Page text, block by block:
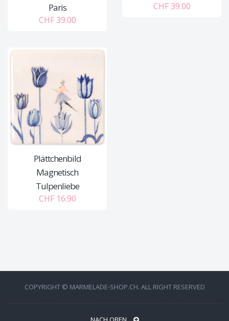
Paris
CHF 39.00
CHF 39.00
Plättchenbild
Magnetisch
Tulpenliebe
CHF 16.90
COPYRIGHT © MARMELADE-SHOP.CH. ALL RIGHT RESERVED